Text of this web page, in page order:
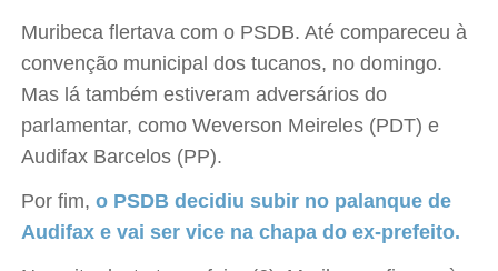
Muribeca flertava com o PSDB. Até compareceu à
convenção municipal dos tucanos, no domingo.
Mas lá também estiveram adversários do
parlamentar, como Weverson Meireles (PDT) e
Audifax Barcelos (PP).
Por fim, o PSDB decidiu subir no palanque de
Audifax e vai ser vice na chapa do ex-prefeito.